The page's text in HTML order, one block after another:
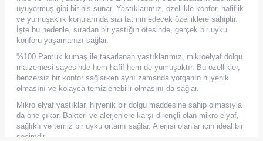
uyuyormuş gibi bir his sunar. Yastıklarımız, özellikle konfor, hafiflik
ve yumuşaklık konularında sizi tatmin edecek özelliklere sahiptir.
İşte bu nedenle, sıradan bir yastığın ötesinde, gerçek bir uyku
konforu yaşamanızı sağlar.
%100 Pamuk kumaş ile tasarlanan yastıklarımız, mikroelyaf dolgu
malzemesi sayesinde hem hafif hem de yumuşaktır. Bu özellikler,
benzersiz bir konfor sağlarken aynı zamanda yorganın hijyenik
olmasını ve kolayca temizlenebilir olmasını da sağlar.
Mikro elyaf yastıklar, hijyenik bir dolgu maddesine sahip olmasıyla
da öne çıkar. Bakteri ve alerjenlere karşı dirençli olan mikro elyaf,
sağlıklı ve temiz bir uyku ortamı sağlar. Alerjisi olanlar için ideal bir
seçimdir.